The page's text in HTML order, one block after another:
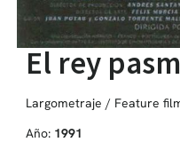
El rey
Largometraje / Feature
Año: 1991